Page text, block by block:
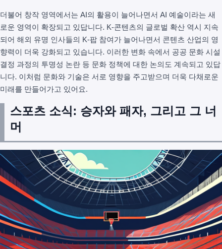
더불어 창작 영역에서는 AI의 활용이 늘어나면서 AI 예술이라는 새
로운 영역이 확장되고 있답니다. K-콘텐츠의 글로벌 확산 역시 지속
되어 해외 유명 인사들의 K-팝 참여가 늘어나면서 콘텐츠 산업의 영
향력이 더욱 강화되고 있습니다. 이러한 변화 속에서 공공 문화 시설
결정 과정의 투명성 논란 등 문화 정책에 대한 논의도 계속되고 있답
니다. 이처럼 문화와 기술은 서로 영향을 주고받으며 더욱 다채로운
미래를 만들어가고 있어요.
스포츠 소식: 승자와 패자, 그리고 그 너
머